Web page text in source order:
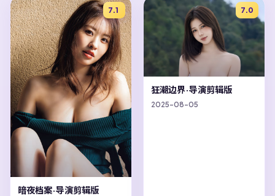
7.1
暗夜档案·导演剪辑版
7.0
狂潮边界·导演剪辑版
2025-08-05